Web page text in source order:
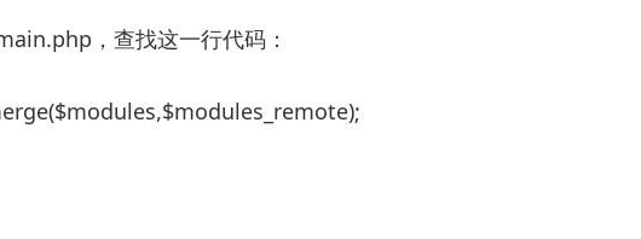
，查找这一行代码：